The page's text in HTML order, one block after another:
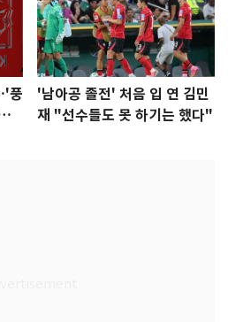
풍
'남아공 졸전' 처음 입 연 김민
재 "선수들도 못 하기는 했다"